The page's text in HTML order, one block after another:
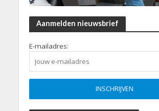
Aanmelden nieuwsbrief
E-mailadres: